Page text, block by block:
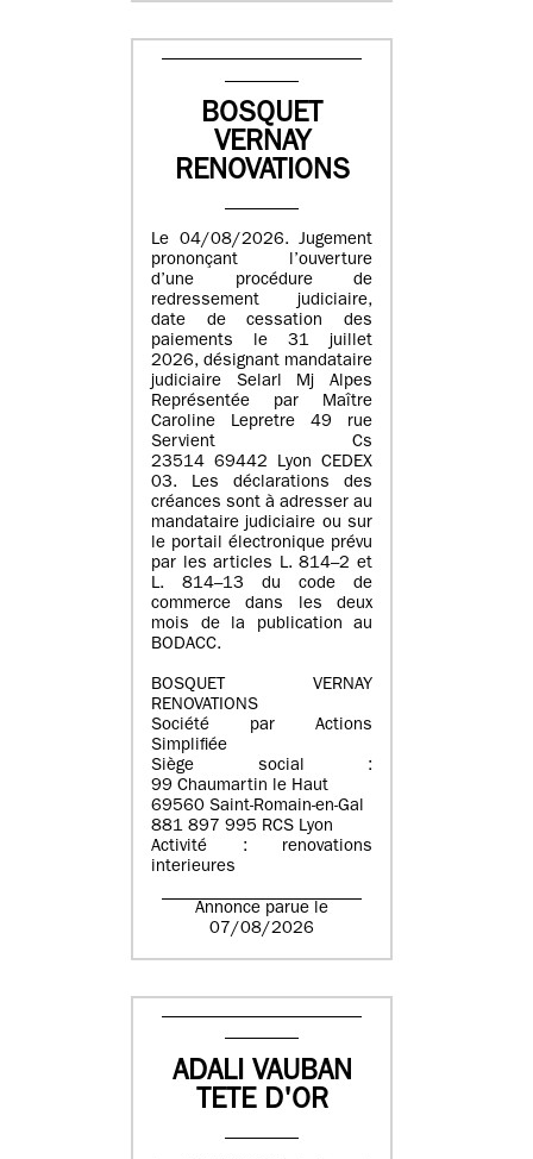
BOSQUET
VERNAY
RENOVATIONS
Le 04/08/2026. Jugement
prononçant l’ouverture
d’une procédure de
redressement judiciaire,
date de cessation des
paiements le 31 juillet
2026, désignant mandataire
judiciaire Selarl Mj Alpes
Représentée par Maître
Caroline Lepretre 49 rue
Servient Cs
23514 69442 Lyon CEDEX
03. Les déclarations des
créances sont à adresser au
mandataire judiciaire ou sur
le portail électronique prévu
par les articles L. 814–2 et
L. 814–13 du code de
commerce dans les deux
mois de la publication au
BODACC.
BOSQUET VERNAY
RENOVATIONS
Société par Actions
Simplifiée
Siège social :
99 Chaumartin le Haut
69560 Saint-Romain-en-Gal
881 897 995 RCS Lyon
Activité : renovations
interieures
Annonce parue le
07/08/2026
ADALI VAUBAN
TETE D'OR